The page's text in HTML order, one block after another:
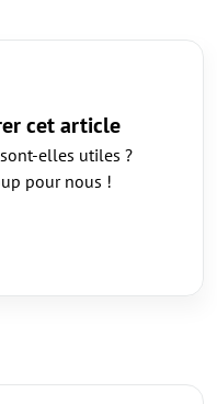
cet article
elles utiles ?
pour nous !